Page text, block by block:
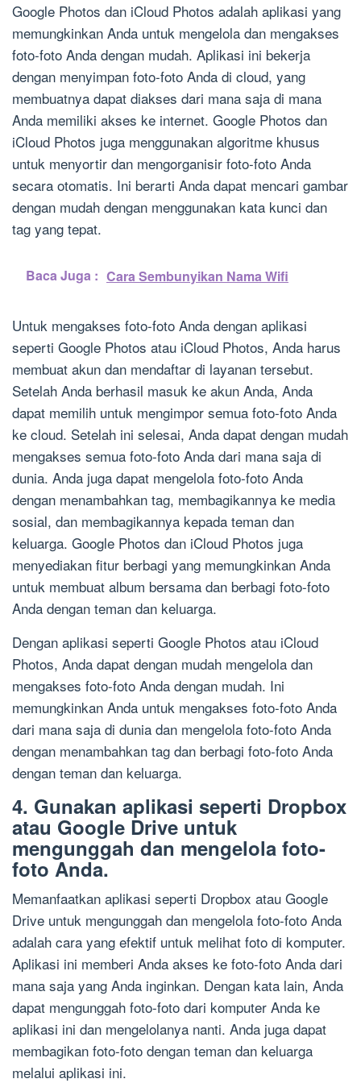
Google Photos dan iCloud Photos adalah aplikasi yang
memungkinkan Anda untuk mengelola dan mengakses
foto-foto Anda dengan mudah. Aplikasi ini bekerja
dengan menyimpan foto-foto Anda di cloud, yang
membuatnya dapat diakses dari mana saja di mana
Anda memiliki akses ke internet. Google Photos dan
iCloud Photos juga menggunakan algoritme khusus
untuk menyortir dan mengorganisir foto-foto Anda
secara otomatis. Ini berarti Anda dapat mencari gambar
dengan mudah dengan menggunakan kata kunci dan
tag yang tepat.
Baca Juga : Cara Sembunyikan Nama Wifi
Untuk mengakses foto-foto Anda dengan aplikasi
seperti Google Photos atau iCloud Photos, Anda harus
membuat akun dan mendaftar di layanan tersebut.
Setelah Anda berhasil masuk ke akun Anda, Anda
dapat memilih untuk mengimpor semua foto-foto Anda
ke cloud. Setelah ini selesai, Anda dapat dengan mudah
mengakses semua foto-foto Anda dari mana saja di
dunia. Anda juga dapat mengelola foto-foto Anda
dengan menambahkan tag, membagikannya ke media
sosial, dan membagikannya kepada teman dan
keluarga. Google Photos dan iCloud Photos juga
menyediakan fitur berbagi yang memungkinkan Anda
untuk membuat album bersama dan berbagi foto-foto
Anda dengan teman dan keluarga.
Dengan aplikasi seperti Google Photos atau iCloud
Photos, Anda dapat dengan mudah mengelola dan
mengakses foto-foto Anda dengan mudah. Ini
memungkinkan Anda untuk mengakses foto-foto Anda
dari mana saja di dunia dan mengelola foto-foto Anda
dengan menambahkan tag dan berbagi foto-foto Anda
dengan teman dan keluarga.
4. Gunakan aplikasi seperti Dropbox
atau Google Drive untuk
mengunggah dan mengelola foto-
foto Anda.
Memanfaatkan aplikasi seperti Dropbox atau Google
Drive untuk mengunggah dan mengelola foto-foto Anda
adalah cara yang efektif untuk melihat foto di komputer.
Aplikasi ini memberi Anda akses ke foto-foto Anda dari
mana saja yang Anda inginkan. Dengan kata lain, Anda
dapat mengunggah foto-foto dari komputer Anda ke
aplikasi ini dan mengelolanya nanti. Anda juga dapat
membagikan foto-foto dengan teman dan keluarga
melalui aplikasi ini.